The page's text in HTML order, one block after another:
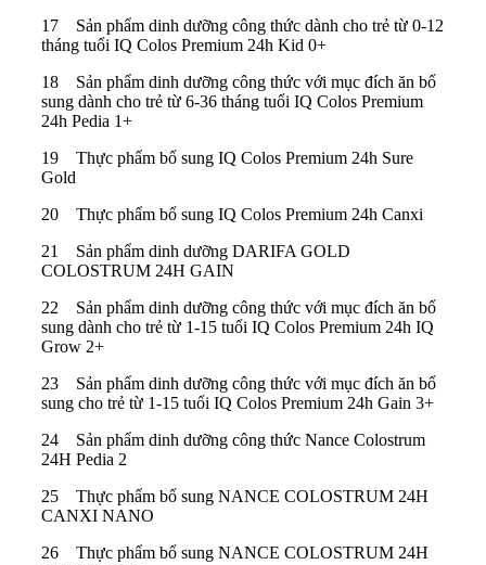
17 Sản phẩm dinh dưỡng công thức dành cho trẻ từ 0-12
tháng tuổi IQ Colos Premium 24h Kid 0+
18 Sản phẩm dinh dưỡng công thức với mục đích ăn bổ
sung dành cho trẻ từ 6-36 tháng tuổi IQ Colos Premium
24h Pedia 1+
19 Thực phẩm bổ sung IQ Colos Premium 24h Sure
Gold
20 Thực phẩm bổ sung IQ Colos Premium 24h Canxi
21 Sản phẩm dinh dưỡng DARIFA GOLD
COLOSTRUM 24H GAIN
22 Sản phẩm dinh dưỡng công thức với mục đích ăn bổ
sung dành cho trẻ từ 1-15 tuổi IQ Colos Premium 24h IQ
Grow 2+
23 Sản phẩm dinh dưỡng công thức với mục đích ăn bổ
sung cho trẻ từ 1-15 tuổi IQ Colos Premium 24h Gain 3+
24 Sản phẩm dinh dưỡng công thức Nance Colostrum
24H Pedia 2
25 Thực phẩm bổ sung NANCE COLOSTRUM 24H
CANXI NANO
26 Thực phẩm bổ sung NANCE COLOSTRUM 24H